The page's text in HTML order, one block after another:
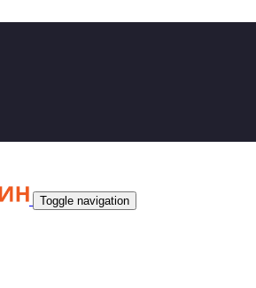
Toggle navigation